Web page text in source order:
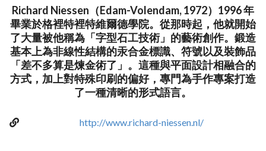
Richard Niessen（Edam-Volendam, 1972）1996 年
畢業於格裡特裡特維爾德學院。從那時起，他就開始
了大量被他稱為「字型石工技術」的藝術創作。鍛造
基本上為非線性結構的汞合金標識、符號以及裝飾品
「差不多算是煉金術了」。這種與平面設計相融合的
方式，加上對特殊印刷的偏好，專門為手作專案打造
了一種清晰的形式語言。
http://www.richard-niessen.nl/